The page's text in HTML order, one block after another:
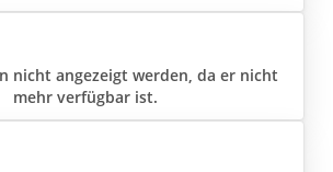
nicht angezeigt werden, da er nicht
mehr verfügbar ist.